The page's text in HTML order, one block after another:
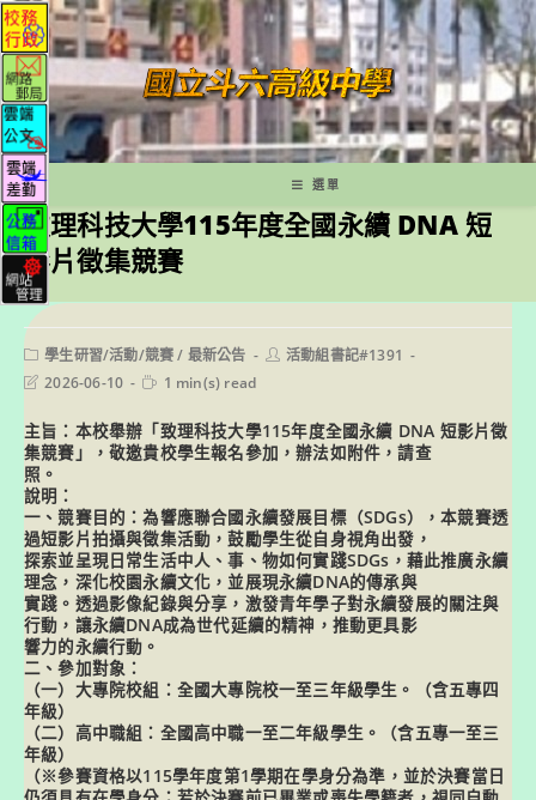
跳
轉
至
主
要
內
容
選單
致理科技大學115年度全國永續 DNA 短
影片徵集競賽
Post
category:
學生研習/活動/競賽 / 最新公告
Post活動組書記#1391
Post
modified:
2026-06-10
Reading
1 min(s) read
主旨：本校舉辦「致理科技大學115年度全國永續 DNA 短影片徵
集競賽」，敬邀貴校學生報名參加，辦法如附件，請查
照。
說明：
一、競賽目的：為響應聯合國永續發展目標（SDGs），本競賽透
過短影片拍攝與徵集活動，鼓勵學生從自身視角出發，
探索並呈現日常生活中人、事、物如何實踐SDGs，藉此推廣永續
理念，深化校園永續文化，並展現永續DNA的傳承與
實踐。透過影像紀錄與分享，激發青年學子對永續發展的關注與
行動，讓永續DNA成為世代延續的精神，推動更具影
響力的永續行動。
二、參加對象：
（一）大專院校組：全國大專院校一至三年級學生。（含五專四
年級）
（二）高中職組：全國高中職一至二年級學生。（含五專一至三
年級）
（※參賽資格以115學年度第1學期在學身分為準，並於決賽當日